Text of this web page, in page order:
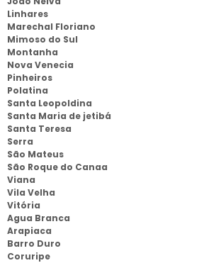
Linhares
Marechal Floriano
Mimoso do Sul
Montanha
Nova Venecia
Pinheiros
Polatina
Santa Leopoldina
Santa Maria de jetibá
Santa Teresa
Serra
São Mateus
São Roque do Canaa
Viana
Vila Velha
Vitória
Agua Branca
Arapiaca
Barro Duro
Coruripe